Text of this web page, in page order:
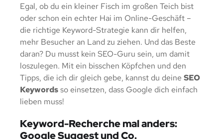
Egal, ob du ein kleiner Fisch im großen Teich bist
oder schon ein echter Hai im Online-Geschäft –
die richtige Keyword-Strategie kann dir helfen,
mehr Besucher an Land zu ziehen. Und das Beste
daran? Du musst kein SEO-Guru sein, um damit
loszulegen. Mit ein bisschen Köpfchen und den
Tipps, die ich dir gleich gebe, kannst du deine SEO
Keywordsso einsetzen, dass Google dich einfach
lieben muss!
Keyword-Recherche mal anders:
Google Suggest und Co.